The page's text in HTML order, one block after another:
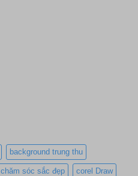
background trung thu
chăm sóc sắc đẹp corel Draw